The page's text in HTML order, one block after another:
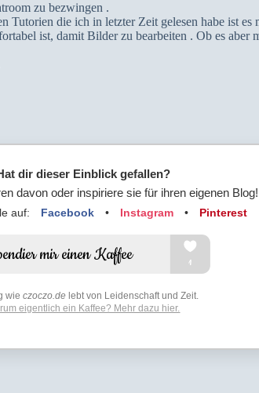
zu bezwingen .
die ich in letzter Zeit gelesen habe ist es
ist, damit Bilder zu bearbeiten . Ob es aber
dir dieser Einblick gefallen?
davon oder inspiriere sie für ihren eigenen Blog!
auf: Facebook • Instagram • Pinterest
wieczoczo.de lebt von Leidenschaft und Zeit.
eigentlich ein Kaffee? Mehr dazu hier.